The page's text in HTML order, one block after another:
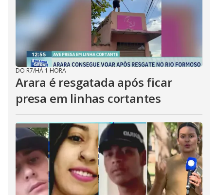
DO R7/HÁ 1 HORA
Arara é resgatada após ficar
presa em linhas cortantes